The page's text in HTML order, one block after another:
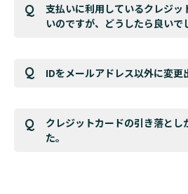
支払いに利用しているクレジッ
いのですが、どうしたら良いで
IDをメールアドレス以外に変更
クレジットカードの引き落とし
た。